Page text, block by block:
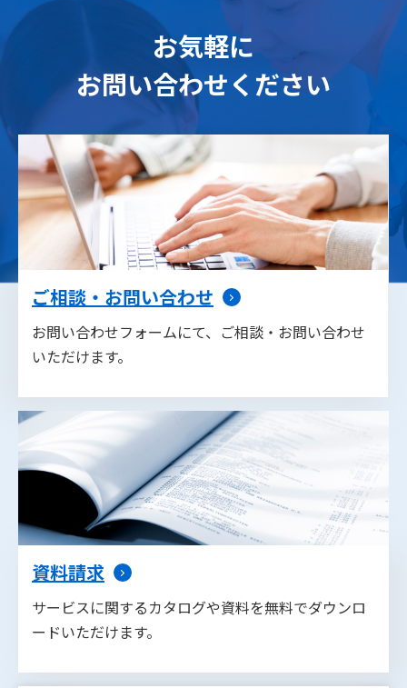
お気軽に
お問い合わせください
ご相談・お問い合わせ
お問い合わせフォームにて、ご相談・お問い合わせ
いただけます。
資料請求
サービスに関するカタログや資料を無料でダウンロ
ードいただけます。